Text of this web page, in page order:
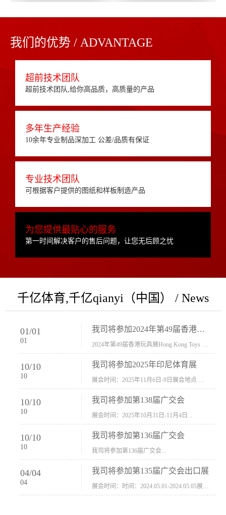
我们的优势 / ADVANTAGE
超前技术团队
超前技术团队,给你高品质，高质量的产品
多年生产经验
10余年专业制品深加工 公差/品质有保证
专业技术团队
可根据客户提供的图纸和样板制造产品
为您提供最贴心的服务
第一时间解决客户的售后问题，让您无后顾之忧
千亿体育,千亿qianyi（中国） / News
01/01
01
我司将参加2024年第49届香港玩具展Hong Kong Toys & Games Fair 欢迎新···
10/10
10
我司将参加2025年印尼体育展
10/10
10
我司将参加第138届广交会
展会时间：2025年10月31日-11月4日...
10/10
10
我司将参加第136届广交会
我司将参加第136届广交会...
04/04
04
我司将参加第135届广交会出口展
展会时间：时间：2024.05.01-2024.05.05展会地址：中国进出口商品交易会展馆福建康莱宝公司展位号12.1G37-38、H11-12，浙江康莱宝展位号17.1B23-24、C19-20...